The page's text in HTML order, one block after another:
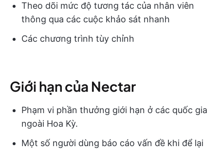
Theo dõi mức độ tương tác của nhân viên
thông qua các cuộc khảo sát nhanh
Các chương trình tùy chỉnh
Giới hạn của Nectar
Phạm vi phần thưởng giới hạn ở các quốc gia
ngoài Hoa Kỳ.
Một số người dùng báo cáo vấn đề khi để lại